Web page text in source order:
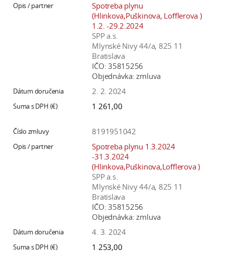
Spotreba plynu
(Hlinkova,Puškinova, Lofflerova )
1.2. -29.2.2024
SPP a.s.
Mlynské Nivy 44/a, 825 11
Bratislava
IČO: 35815256
Objednávka: zmluva
2. 2. 2024
1 261,00
8191951042
Spotreba plynu 1.3.2024
-31.3.2024
(Hlinkova,Puškinova,Lofflerova )
SPP a.s.
Mlynské Nivy 44/a, 825 11
Bratislava
IČO: 35815256
Objednávka: zmluva
4. 3. 2024
1 253,00